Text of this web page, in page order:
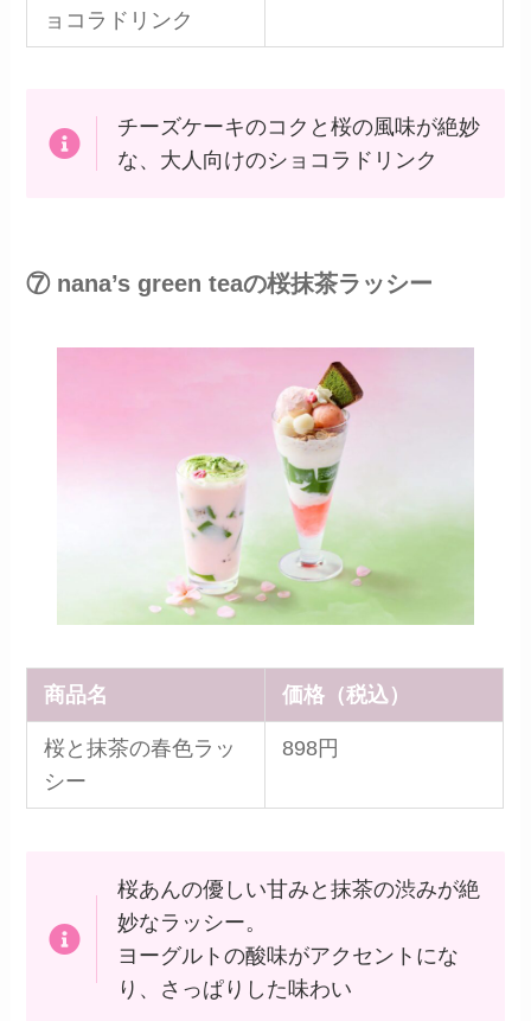
ョコラドリンク
チーズケーキのコクと桜の風味が絶妙
な、大人向けのショコラドリンク
⑦ nana’s green teaの桜抹茶ラッシー
商品名 価格（税込）
桜と抹茶の春色ラッ
シー
898円
桜あんの優しい甘みと抹茶の渋みが絶
妙なラッシー。
ヨーグルトの酸味がアクセントにな
り、さっぱりした味わい